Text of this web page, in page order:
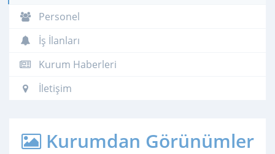
Personel
İş İlanları
Kurum Haberleri
İletişim
Kurumdan Görünümler